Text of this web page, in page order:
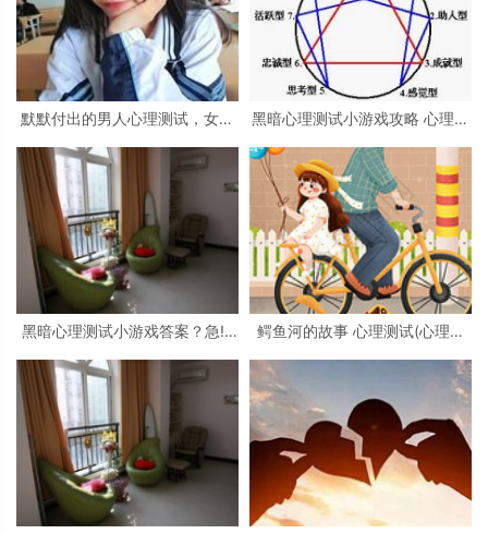
默默付出的男人心理测试，女生
黑暗心理测试小游戏攻略 心理测
黑暗心理测试小游戏答案？急!!!
鳄鱼河的故事 心理测试(心理测